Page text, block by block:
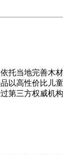
当地完善木
以高性价比
第三方权威